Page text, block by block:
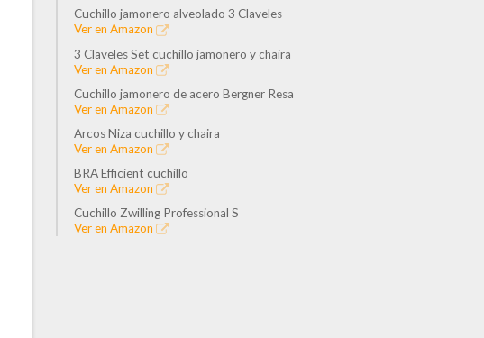
Cuchillo jamonero alveolado 3 Claveles
Ver en Amazon
3 Claveles Set cuchillo jamonero y chaira
Ver en Amazon
Cuchillo jamonero de acero Bergner Resa
Ver en Amazon
Arcos Niza cuchillo y chaira
Ver en Amazon
BRA Efficient cuchillo
Ver en Amazon
Cuchillo Zwilling Professional S
Ver en Amazon